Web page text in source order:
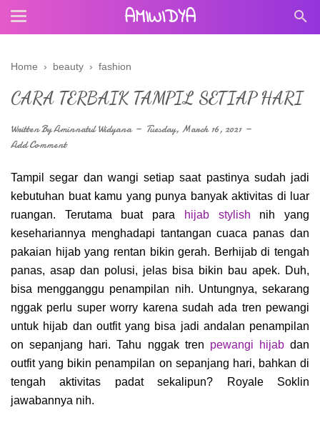
AMIWIDYA
Home › beauty › fashion
CARA TERBAIK TAMPIL SETIAP HARI
Written ByAminnatul Widyana
Tuesday, March 16, 2021
Add Comment
Tampil segar dan wangi setiap saat pastinya sudah jadi
kebutuhan buat kamu yang punya banyak aktivitas di luar
ruangan. Terutama buat para
hijab stylish nih yang
kesehariannya menghadapi tantangan cuaca panas dan
pakaian hijab yang rentan bikin gerah. Berhijab di tengah
panas, asap dan polusi, jelas bisa bikin bau apek. Duh,
bisa mengganggu penampilan nih. Untungnya, sekarang
nggak perlu super worry karena sudah ada tren pewangi
untuk hijab dan outfit yang bisa jadi andalan penampilan
on sepanjang hari. Tahu nggak tren pewangi hijabdan
outfit yang bikin penampilan on sepanjang hari, bahkan di
tengah aktivitas padat sekalipun? Royale Soklin
jawabannya nih.